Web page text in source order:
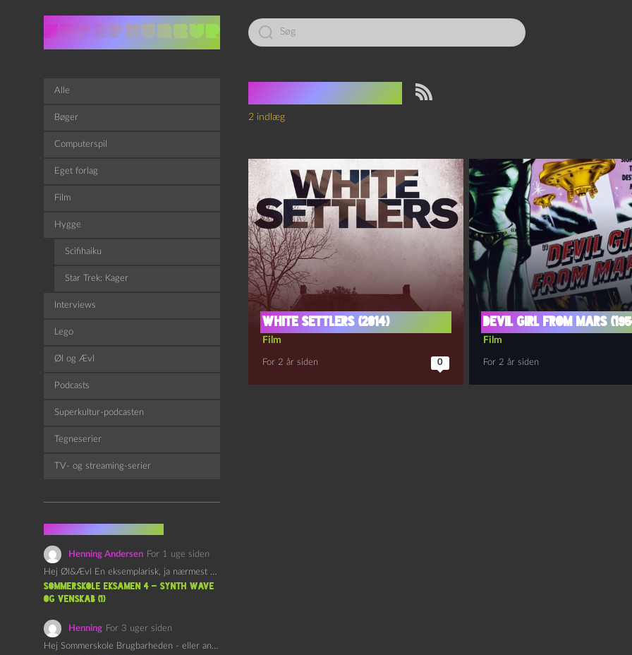
Led
efter:
Skotland
2 indlæg
White settlers (2014)
Film
For 2 år siden 0
Devil Girl from Mars
Film
For 2 år siden
Alle
Bøger
Computerspil
Eget forlag
Film
Hygge
Scifihaiku
Star Trek: Kager
Interviews
Lego
Øl og Ævl
Podcasts
Superkultur-podcasten
Tegneserier
TV- og streaming-serier
Henning Andersen For 1 uge siden
Hej Øl&Ævl En eksemplarisk, ja nærmest yndefuld, afslutning på SOMMERSKOLEN.…
Sommerskole Eksamen 4 – Synth Wave
og Venskab (1)
Henning For 3 uger siden
Hej Sommerskole Brugbarheden - eller anvendeligheden - af "Øl&Ævl" er…